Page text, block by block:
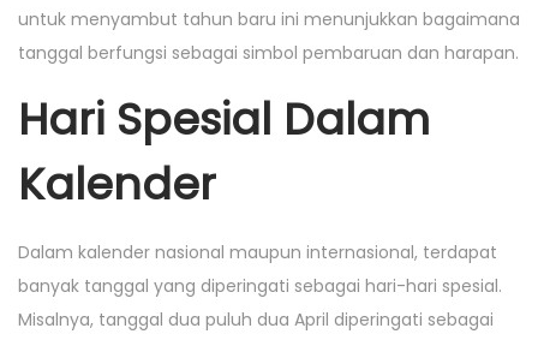
untuk menyambut tahun baru ini menunjukkan bagaimana
tanggal berfungsi sebagai simbol pembaruan dan harapan.
Hari Spesial Dalam
Kalender
Dalam kalender nasional maupun internasional, terdapat
banyak tanggal yang diperingati sebagai hari-hari spesial.
Misalnya, tanggal dua puluh dua April diperingati sebagai